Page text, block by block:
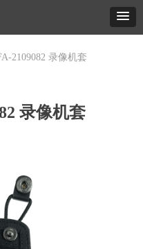
2109082 录像机套
录像机套